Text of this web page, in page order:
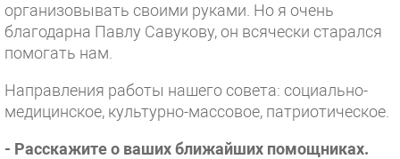
организовывать своими руками. Но я очень
благодарна Павлу Савукову, он всячески старался
помогать нам.
Направления работы нашего совета: социально-
медицинское, культурно-массовое, патриотическое.
- Расскажите о ваших ближайших помощниках.